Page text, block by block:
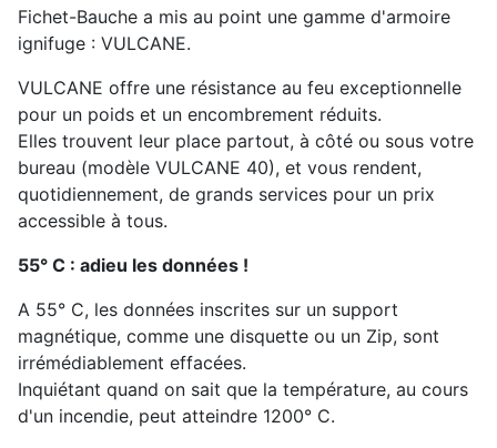
Fichet-Bauche a mis au point une gamme d'armoire
ignifuge : VULCANE.
VULCANE offre une résistance au feu exceptionnelle
pour un poids et un encombrement réduits.
Elles trouvent leur place partout, à côté ou sous votre
bureau (modèle VULCANE 40), et vous rendent,
quotidiennement, de grands services pour un prix
accessible à tous.
55° C : adieu les données !
A 55° C, les données inscrites sur un support
magnétique, comme une disquette ou un Zip, sont
irrémédiablement effacées.
Inquiétant quand on sait que la température, au cours
d'un incendie, peut atteindre 1200° C.